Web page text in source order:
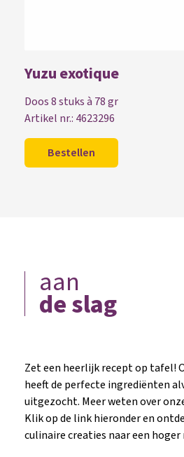
Yuzu exotique
Doos 8 stuks à 78 gr
Artikel nr.: 4623296
Bestellen
aan
de slag
Zet een heerlijk recept op tafel!
heeft de perfecte ingrediënten
uitgezocht. Meer weten over
Klik op de link hieronder en
culinaire creaties naar een